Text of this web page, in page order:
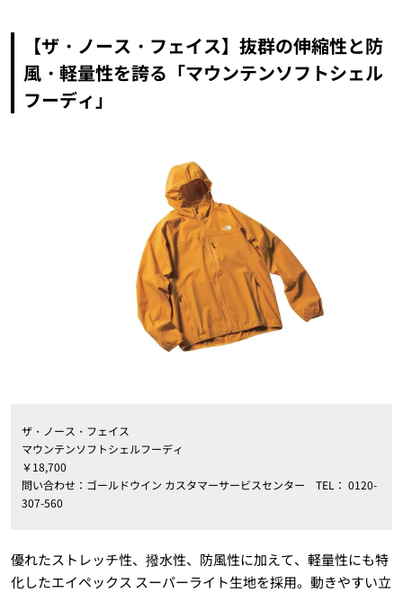
【ザ・ノース・フェイス】抜群の伸縮性と防
風・軽量性を誇る「マウンテンソフトシェル
フーディ」
ザ・ノース・フェイス
マウンテンソフトシェルフーディ
￥18,700
問い合わせ：ゴールドウイン カスタマーサービスセンター TEL： 0120-
307-560
優れたストレッチ性、撥水性、防風性に加えて、軽量性にも特
化したエイペックス スーパーライト生地を採用。動きやすい立